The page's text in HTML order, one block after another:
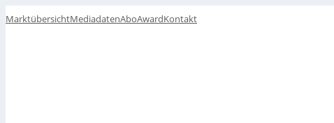
MarktübersichtMediadatenAboAwardKontakt